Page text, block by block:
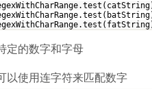
的数字和字母
使用连字符来匹配数字